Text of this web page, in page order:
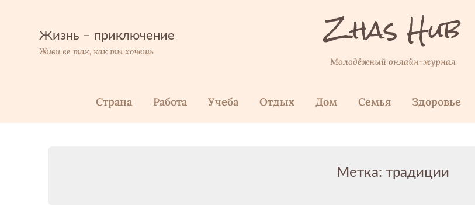
содержимомуЖизнь – приключение
Живи ее так, как ты хочешь Zhas Hub
Молодёжный онлайн-журнал
Страна Работа Учеба Отдых Дом Семья Здоровье
Метка: традиции